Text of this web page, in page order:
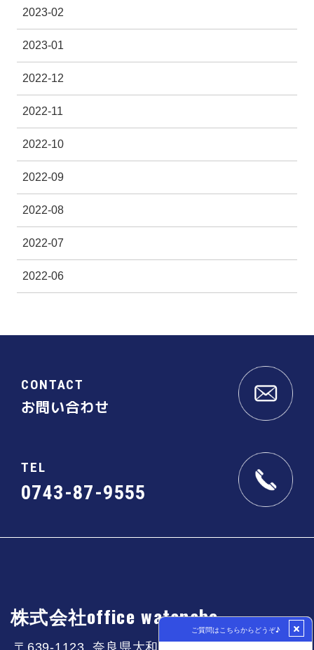
2023-02
2023-01
2022-12
2022-11
2022-10
2022-09
2022-08
2022-07
2022-06
CONTACT
お問い合わせ
TEL
0743-87-9555
株式会社office watanabe
〒639-1123 奈良県大和郡山市筒井町50-3